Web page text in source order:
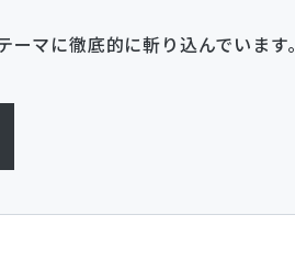
マに徹底的に斬り込んでいます。